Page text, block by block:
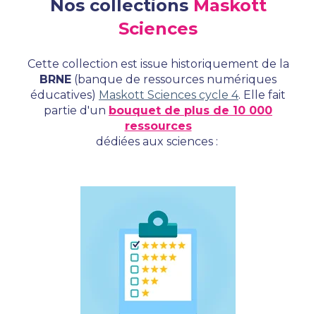
Nos collections Maskott
Sciences
Cette collection est issue historiquement de la
BRNE (banque de ressources numériques
éducatives) Maskott Sciences cycle 4. Elle fait
partie d'un bouquet de plus de 10 000
ressources
dédiées aux sciences :